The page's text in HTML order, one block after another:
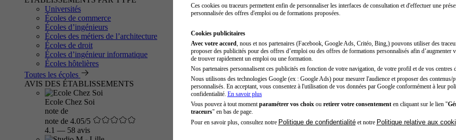
Universités
Écoles de commerce
Écoles d’ingénieurs
Écoles des métiers de l’architecture
Écoles de droit
Écoles d’ingénieur informatique
Écoles hôtelières
Toutes les écoles
AVIS DES ÉTABLISSEMENTS
Ecole Chez Soi
note de
note de 4.05/5
4.1 — 58 avis
Ces cookies ou traceurs permettent enfin de personnaliser les interfaces de consultation et d'effectuer une
personnalisée des offres d'emploi ou de formations proposées.
Cookies publicitaires
Avec votre accord , nous et nos partenaires (Facebook, Google Ads, Critéo, Bing,) pouvons utiliser des
proposer des publicités pour des offres d’emploi ou des offres de formations personnalisés afin d’augmenter
de trouver rapidement un emploi ou une formation.
Nos partenaires personnalisent ces publicités en fonction de votre navigation, de votre profil et de vos centres
Nous utilisons des technologies Google (ex : Google Ads) pour mesurer l'audience et proposer des contenus/
personnalisés. En acceptant, vous consentez à l'utilisation de vos données par Google conformément à leur
confidentialité. En savoir plus
Vous pouvez à tout moment paramétrer vos choixou retirer votre consentementen cliquant sur le lien "
traceurs" en bas de page.
Pour en savoir plus, consultez notre Politique de confidentialitéet notre Politique relative aux